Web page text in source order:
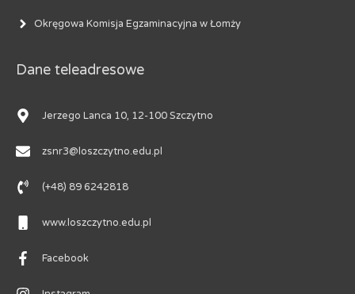
Okręgowa Komisja Egzaminacyjna w Łomży
Dane teleadresowe
Jerzego Lanca 10, 12-100 Szczytno
zsnr3@loszczytno.edu.pl
(+48) 89 6242818
www.loszczytno.edu.pl
Facebook